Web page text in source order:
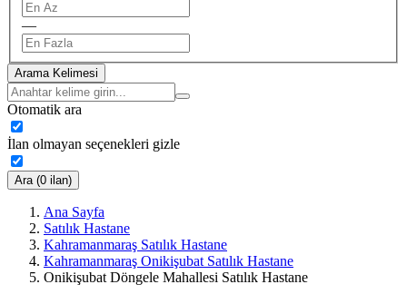
—
Arama Kelimesi
Otomatik ara
İlan olmayan seçenekleri gizle
Ara (0 ilan)
Ana Sayfa
Satılık Hastane
Kahramanmaraş Satılık Hastane
Kahramanmaraş Onikişubat Satılık Hastane
Onikişubat Döngele Mahallesi Satılık Hastane